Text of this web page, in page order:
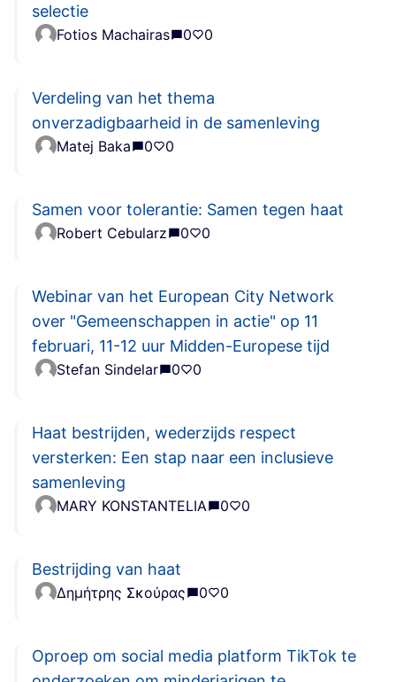
selectie
Fotios Machairas 0 0
Verdeling van het thema
onverzadigbaarheid in de samenleving
Matej Baka 0 0
Samen voor tolerantie: Samen tegen haat
Robert Cebularz 0 0
Webinar van het European City Network
over "Gemeenschappen in actie" op 11
februari, 11-12 uur Midden-Europese tijd
Stefan Sindelar 0 0
Haat bestrijden, wederzijds respect
versterken: Een stap naar een inclusieve
samenleving
MARY KONSTANTELIA 0 0
Bestrijding van haat
Δημήτρης Σκούρας 0 0
Oproep om social media platform TikTok te